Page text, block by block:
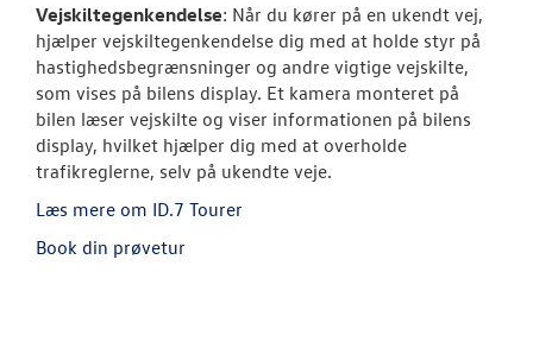
Vejskiltegenkendelse: Når du kører på en ukendt vej,
hjælper vejskiltegenkendelse dig med at holde styr på
hastighedsbegrænsninger og andre vigtige vejskilte,
som vises på bilens display. Et kamera monteret på
bilen læser vejskilte og viser informationen på bilens
display, hvilket hjælper dig med at overholde
trafikreglerne, selv på ukendte veje.
Læs mere om ID.7 Tourer
Book din prøvetur